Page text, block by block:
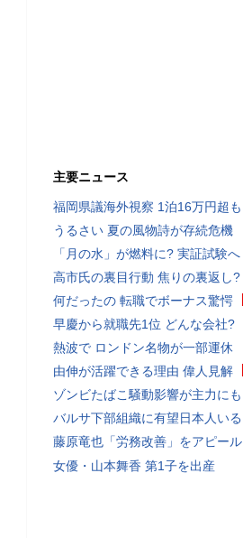
主要ニュース
福岡県議海外視察 1泊16万円超も
うるさい 夏の風物詩が存続危機
「月の水」が燃料に? 実証試験へ
高市氏の裏目行動 焦りの裏返し?
何だったの 転職でボーナス驚愕
早慶から就職先1位 どんな会社?
熱波で ロンドン名物が一部運休
由伸が活躍できる理由 偉人見解
ゾンビたばこ騒動影響が主力にも
バルサ下部組織に有望日本人いる
藤原竜也「労務改善」をアピール
女優・山本舞香 第1子を出産